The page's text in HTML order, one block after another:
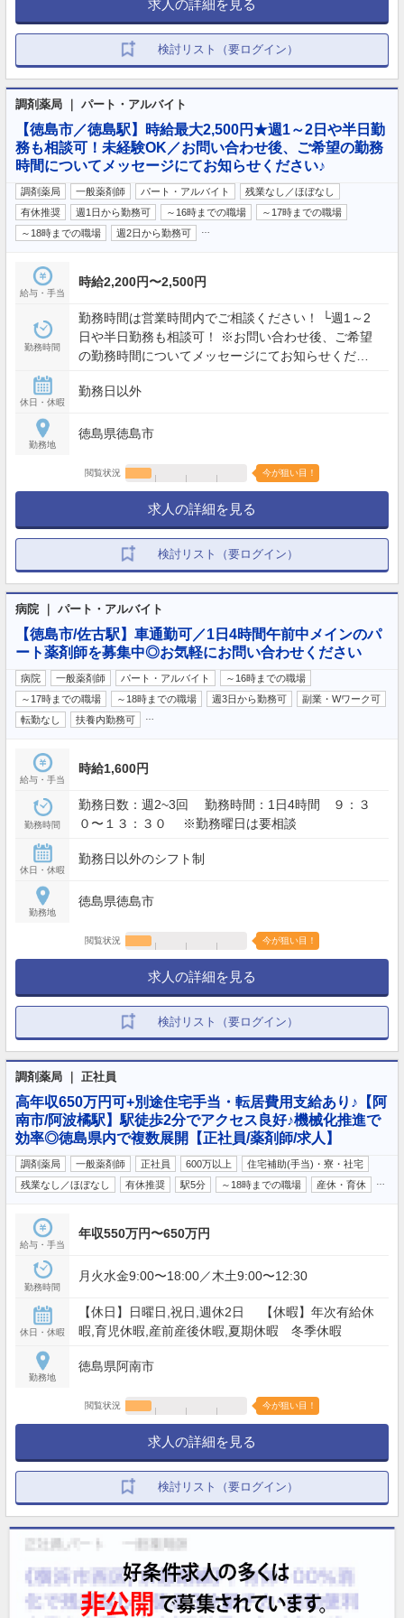
求人の詳細を見る
検討リスト（要ログイン）
調剤薬局 ｜ パート・アルバイト
【徳島市／徳島駅】時給最大2,500円★週1～2日や半日勤
務も相談可！未経験OK／お問い合わせ後、ご希望の勤務
時間についてメッセージにてお知らせください♪
調剤薬局 一般薬剤師 パート・アルバイト
残業なし／ほぼなし
有休推奨
週1日から勤務可 ～16時までの職場
～17時までの職場
～18時までの職場
週2日から勤務可
給与・手当
時給2,200円〜2,500円
勤務時間
勤務時間は営業時間内でご相談ください！ └週1～2
日や半日勤務も相談可！ ※お問い合わせ後、ご希望
の勤務時間についてメッセージにてお知らせくださ
9:00～17:00 / 土 9:00～13:00
休日・休暇
勤務日以外
勤務地
徳島県徳島市
閲覧状況 今が狙い目！
求人の詳細を見る
検討リスト（要ログイン）
病院 ｜ パート・アルバイト
【徳島市/佐古駅】車通勤可／1日4時間午前中メインのパ
ート薬剤師を募集中◎お気軽にお問い合わせください
病院 一般薬剤師 パート・アルバイト
～16時までの職場
～17時までの職場
～18時までの職場 週3日から勤務可
副業・Wワーク可
転勤なし
扶養内勤務可
給与・手当
時給1,600円
勤務時間
勤務日数：週2~3回 勤務時間：1日4時間 ９：３
０〜１３：３０ ※勤務曜日は要相談
休日・休暇
勤務日以外のシフト制
勤務地
徳島県徳島市
閲覧状況 今が狙い目！
求人の詳細を見る
検討リスト（要ログイン）
調剤薬局 ｜ 正社員
高年収650万円可+別途住宅手当・転居費用支給あり♪【阿
南市/阿波橘駅】駅徒歩2分でアクセス良好♪機械化推進で
効率◎徳島県内で複数展開【正社員/薬剤師/求人】
調剤薬局 一般薬剤師 正社員 600万以上
住宅補助(手当)・寮・社宅
残業なし／ほぼなし
有休推奨 駅5分 ～18時までの職場 産休・育休
給与・手当
年収550万円〜650万円
勤務時間
月火水金9:00〜18:00／木土9:00〜12:30
休日・休暇
【休日】日曜日,祝日,週休2日 【休暇】年次有給休
暇,育児休暇,産前産後休暇,夏期休暇 冬季休暇
勤務地
徳島県阿南市
閲覧状況 今が狙い目！
求人の詳細を見る
検討リスト（要ログイン）